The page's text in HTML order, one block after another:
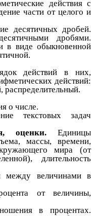
действия с
части от целого и
десятичных дробей.
дробями.
в виде обыкновенной
действий в них,
действий:
распределительный.
о числе.
текстовых задач
оценки.Единицы
массы, времени,
мира (от
длительность
между величинами в
от величины,
в процентах.